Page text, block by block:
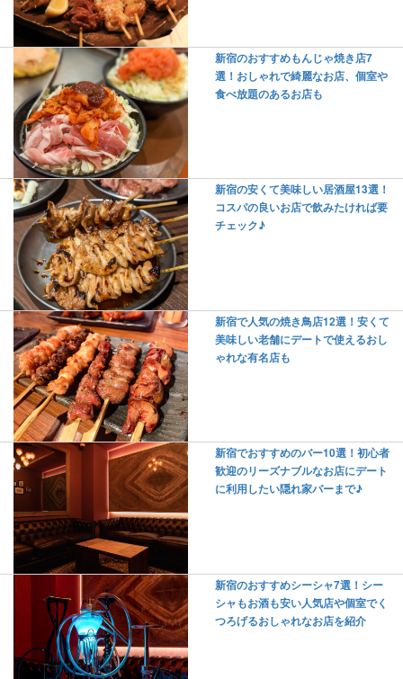
新宿のおすすめもんじゃ焼き店7
選！おしゃれで綺麗なお店、個室や
食べ放題のあるお店も
新宿の安くて美味しい居酒屋13選！
コスパの良いお店で飲みたければ要
チェック♪
新宿で人気の焼き鳥店12選！安くて
美味しい老舗にデートで使えるおし
ゃれな有名店も
新宿でおすすめのバー10選！初心者
歓迎のリーズナブルなお店にデート
に利用したい隠れ家バーまで♪
新宿のおすすめシーシャ7選！シー
シャもお酒も安い人気店や個室でく
つろげるおしゃれなお店を紹介